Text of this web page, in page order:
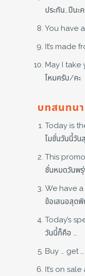
ประกัน…ปีนะ
You have
It’s made
May I take
ไหมครับ/คะ
บทสนทนา
Today is
โมชั่นวันนี้วั
This
ชั่นหมดวันพ
We have
ข้อเสนอสุด
Today’s
วันนี้ก็คือ …
Buy … get
It’s on